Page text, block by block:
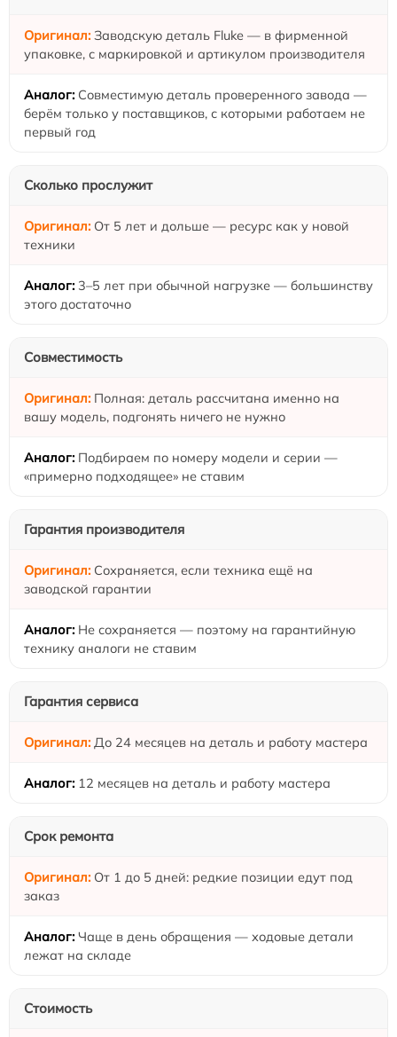
Заводскую деталь Fluke — в фирменной
упаковке, с маркировкой и артикулом производителя
Совместимую деталь проверенного завода —
берём только у поставщиков, с которыми работаем не
первый год
Сколько прослужит
От 5 лет и дольше — ресурс как у новой
техники
3–5 лет при обычной нагрузке — большинству
этого достаточно
Совместимость
Полная: деталь рассчитана именно на
вашу модель, подгонять ничего не нужно
Подбираем по номеру модели и серии —
«примерно подходящее» не ставим
Гарантия производителя
Сохраняется, если техника ещё на
заводской гарантии
Не сохраняется — поэтому на гарантийную
технику аналоги не ставим
Гарантия сервиса
До 24 месяцев на деталь и работу мастера
12 месяцев на деталь и работу мастера
Срок ремонта
От 1 до 5 дней: редкие позиции едут под
заказ
Чаще в день обращения — ходовые детали
лежат на складе
Стоимость